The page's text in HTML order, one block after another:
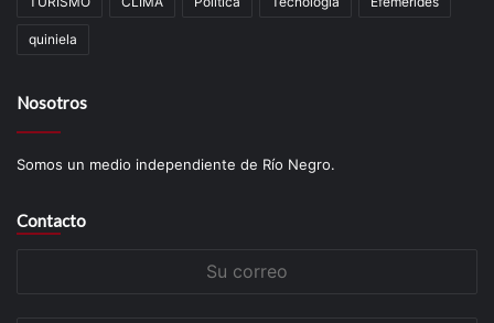
quiniela
Nosotros
Somos un medio independiente de Río Negro.
Contacto